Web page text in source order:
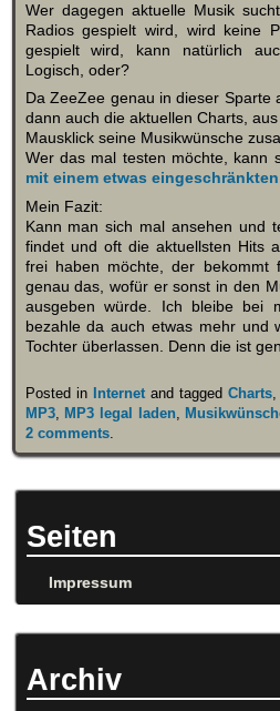
Wer dagegen aktuelle Musik
Radios gespielt wird, wird keine
gespielt wird, kann natürlich
Logisch, oder?
Da ZeeZee genau in dieser Sparte
dann auch die aktuellen Charts,
Mausklick seine Musikwünsche
Wer das mal testen möchte, kann
mit einem etwas
Mein Fazit:
Kann man sich mal ansehen und
findet und oft die aktuellsten Hits
frei haben möchte, der bekommt
genau das, wofür er sonst in den
ausgeben würde. Ich bleibe bei
bezahle da auch etwas mehr und
Tochter überlassen. Denn die ist
Posted in Internetand taggedCharts
MP3,MP3 legal laden,
2 comments.
Seiten
Impressum
Archiv